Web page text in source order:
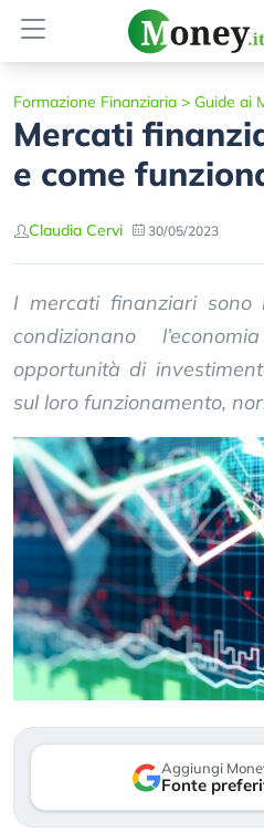
Formazione Finanziaria > Guide ai
Mercati
e come
Claudia Cervi 30/05/2023
I mercati finanziari sono
condizionano
opportunità di
sul loro funzionamento,
Aggiungi
Fonte